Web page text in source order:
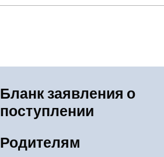
Бланк заявления о
поступлении
Родителям